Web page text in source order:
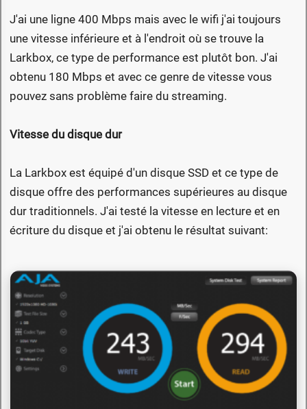
J'ai une ligne 400 Mbps mais avec le wifi j'ai toujours
une vitesse inférieure et à l'endroit où se trouve la
Larkbox, ce type de performance est plutôt bon. J'ai
obtenu 180 Mbps et avec ce genre de vitesse vous
pouvez sans problème faire du streaming.
Vitesse du disque dur
La Larkbox est équipé d'un disque SSD et ce type de
disque offre des performances supérieures au disque
dur traditionnels. J'ai testé la vitesse en lecture et en
écriture du disque et j'ai obtenu le résultat suivant: